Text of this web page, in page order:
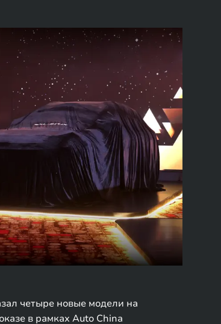
четыре новые модели на
в рамках Auto China